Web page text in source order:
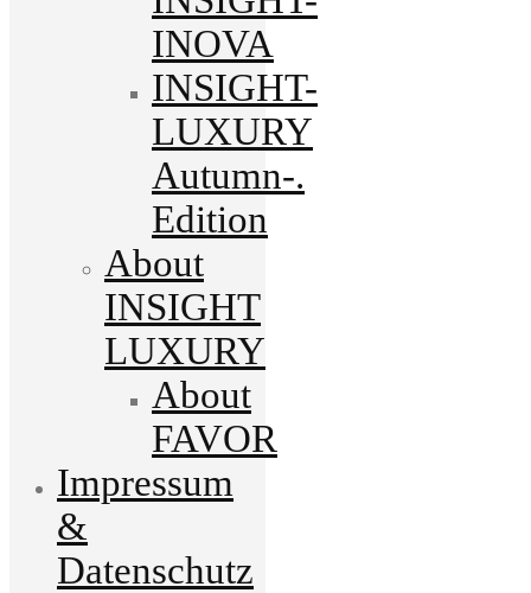
INOVA
INSIGHT-
LUXURY
Autumn-.
Edition
About
INSIGHT
LUXURY
About
FAVOR
Impressum
&
Datenschutz